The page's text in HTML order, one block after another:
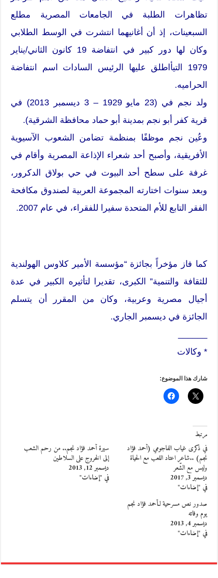
تظاهرات الطلبة في الجامعات المصرية مطلع
السبعينات، إذ أن أغانيهما انتشرت في الوسط الطلابي
وكان لها دور كبير في انتفاضة 19 كانون الثاني/يناير
1979 التيأاطلق عليها الرئيس السادات اسم انتفاضة
الحراميه.
ولد نجم في (23 مايو 1929 – 3 ديسمبر 2013) في
قرية كفر أبو نجم بمدينة أبو حماد محافظة الشرقية).
وعُين نجم موظفًا بمنظمة تضامن الشعوب الآسيوية
الأفريقية، وأصبح أحد شعراء الإذاعة المصرية وأقام في
غرفة على سطح أحد البيوت في حي بولاق الدكرور،
وبعد سنوات اختارته المجموعة العربية لصندوق مكافحة
الفقر التابع للأم المتحدة سفيرا للفقراء، في عام 2007.
كما فاز مؤخراً بجائزة “مؤسسة الأمير كلاوس الهولندية
للثقافة والتنمية” الكبرى، تقديرا لتأثيره الكبير في عدة
أجيال مصرية وعربية، وكان من المقرر أن يتسلم
الجائزة في ديسمبر الجاري.
* وكالات
شارك هذا الموضوع:
مرتبط
في ذكرى غياب الفاجومي (أحمد فؤاد
نجم) ..شاعر اعتاد اللعب مع الحياة
وليس مع الشّعر
ديسمبر 3, 2017
في "إضاءات"
سيرة أحمد فؤاد نجم.. من رحم الشعب
إلى الخروج على السلاطين
ديسمبر 12, 2013
في "إضاءات"
صدور نص مسرحية لـأحمد فؤاد نجم
يوم وفاته
ديسمبر 4, 2013
في "إضاءات"